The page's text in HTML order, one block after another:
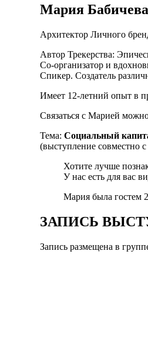
Мария Бабичева
Архитектор Личного
Автор Трекерства:
Со-организатор и
Спикер. Создатель
Имеет 12-летний опыт в
Связаться с Марией
Тема: Социальный
(выступление совместно
Хотите лучше
У нас есть для вас
Мария была гостем
ЗАПИСЬ
Запись размещена в